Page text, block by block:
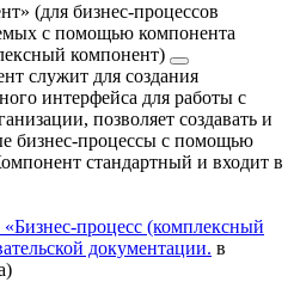
(для бизнес-процессов
с помощью компонента
компонент)
служит для создания
интерфейса для работы с
позволяет создавать и
бизнес-процессы с помощью
стандартный и входит в
процесс (комплексный
документации. в